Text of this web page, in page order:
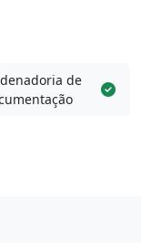
de